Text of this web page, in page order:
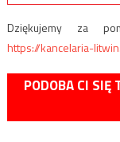
Dziękujemy za
https://kancelaria-
PODOBA CI SIĘ